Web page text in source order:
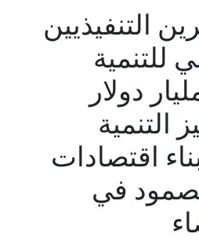
التنفيذيين
للتنمية
1.27 مليار دولار
التنمية
اقتصادات
في